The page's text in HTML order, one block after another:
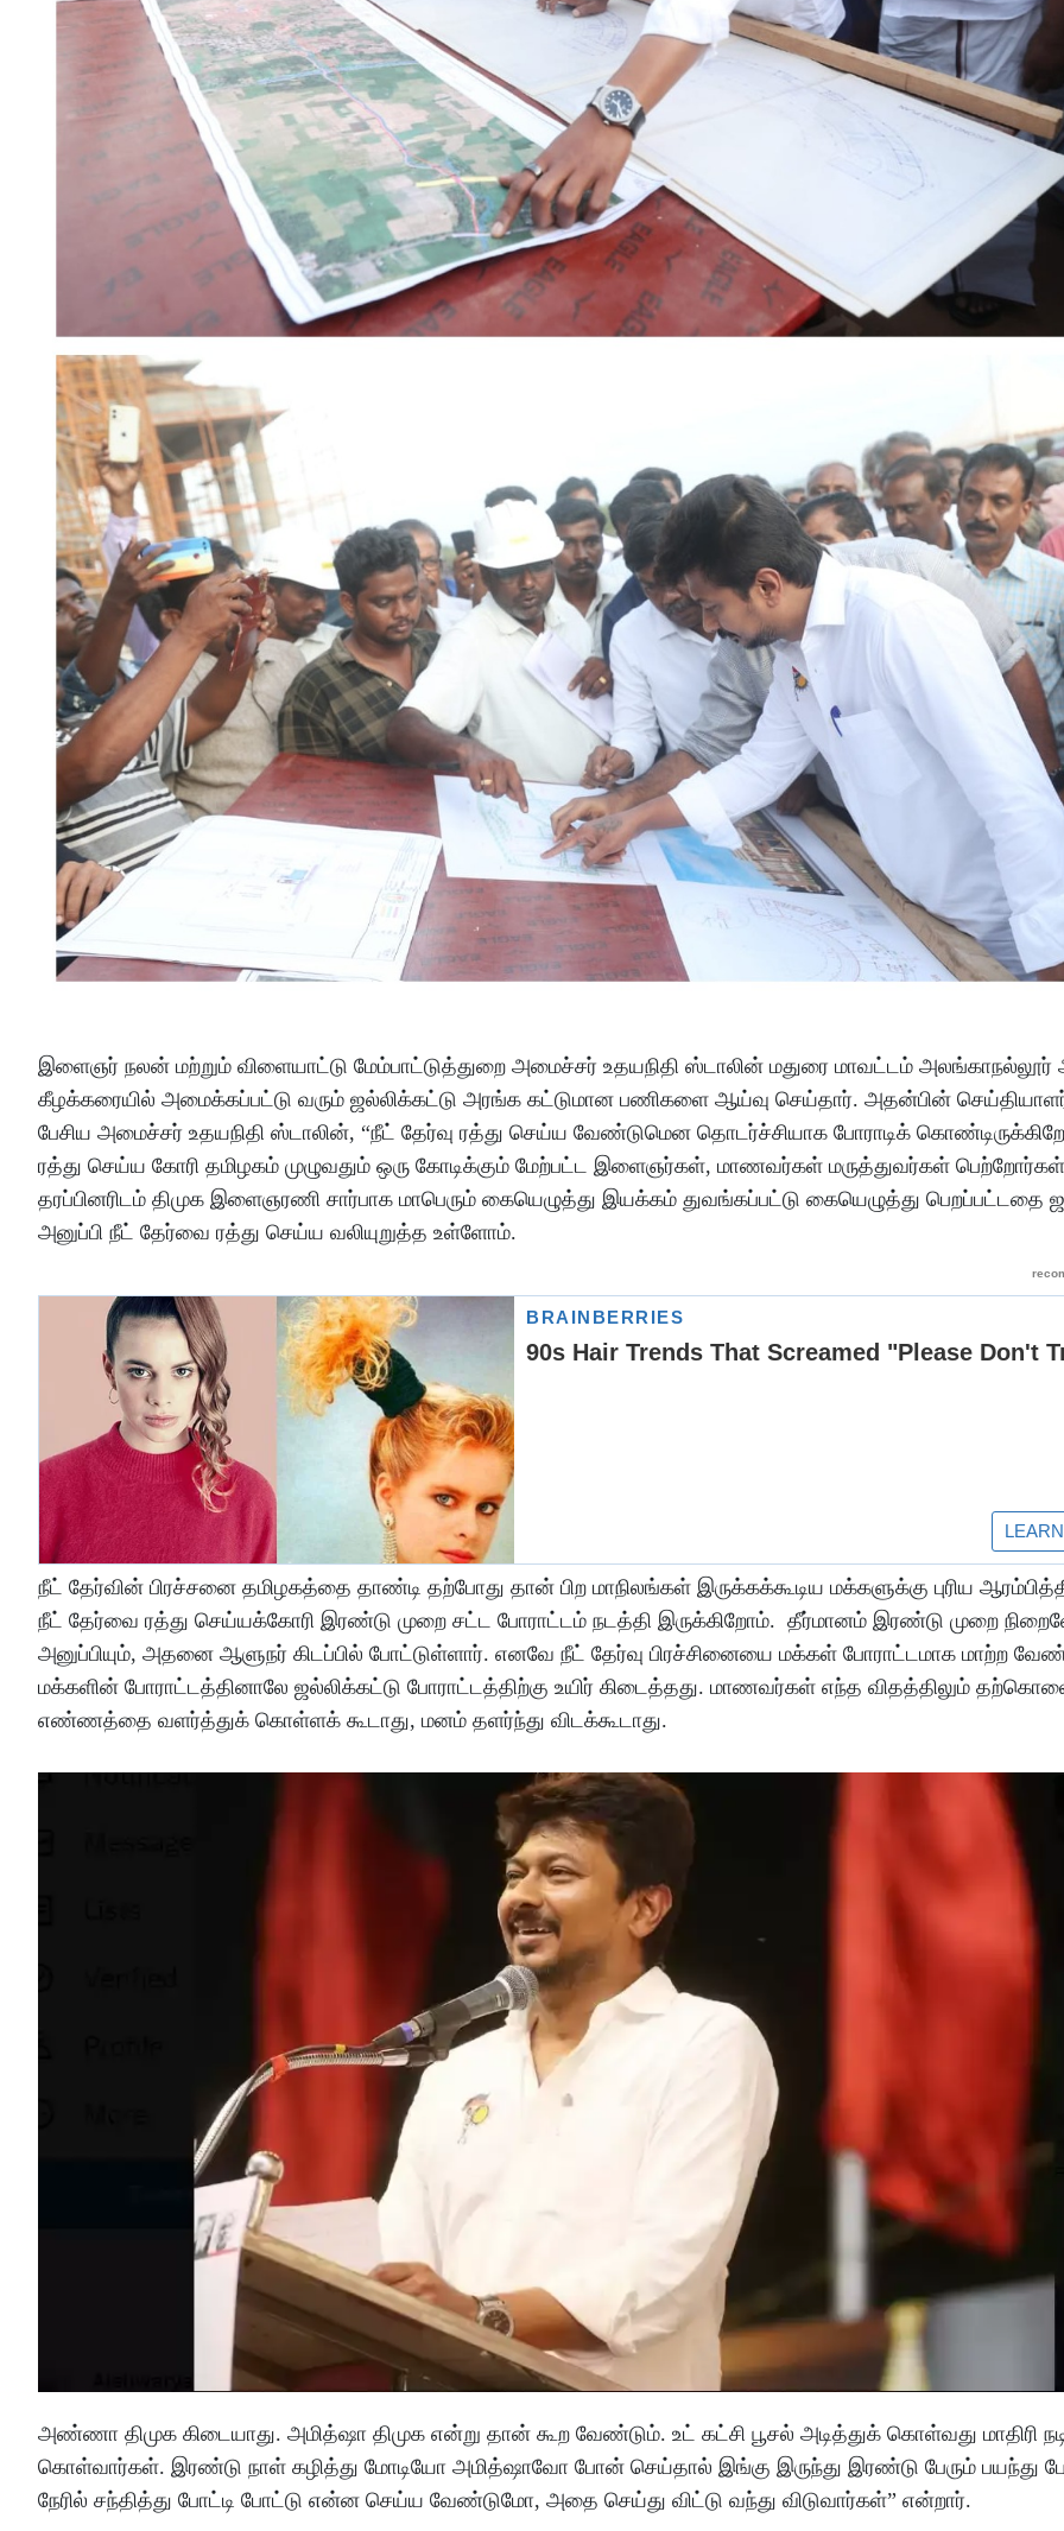
இளைஞர் நலன் மற்றும் விளையாட்டு மேம்பாட்டுத்துறை அமைச்சர் உதயநிதி ஸ்டாலின் மதுரை மாவட்டம் அலங்காநல்லூர்
கீழக்கரையில் அமைக்கப்பட்டு வரும் ஜல்லிக்கட்டு அரங்க கட்டுமான பணிகளை ஆய்வு செய்தார். அதன்பின்
பேசிய அமைச்சர் உதயநிதி ஸ்டாலின், “நீட் தேர்வு ரத்து செய்ய வேண்டுமென தொடர்ச்சியாக போராடிக்
ரத்து செய்ய கோரி தமிழகம் முழுவதும் ஒரு கோடிக்கும் மேற்பட்ட இளைஞர்கள், மாணவர்கள் மருத்துவர்கள்
தரப்பினரிடம் திமுக இளைஞரணி சார்பாக மாபெரும் கையெழுத்து இயக்கம் துவங்கப்பட்டு கையெழுத்து பெறப்பட்டதை
அனுப்பி நீட் தேர்வை ரத்து செய்ய வலியுறுத்த உள்ளோம்.
நீட் தேர்வின் பிரச்சனை தமிழகத்தை தாண்டி தற்போது தான் பிற மாநிலங்கள் இருக்கக்கூடிய மக்களுக்கு புரிய
நீட் தேர்வை ரத்து செய்யக்கோரி இரண்டு முறை சட்ட போராட்டம் நடத்தி இருக்கிறோம். தீர்மானம் இரண்டு முறை
அனுப்பியும், அதனை ஆளுநர் கிடப்பில் போட்டுள்ளார். எனவே நீட் தேர்வு பிரச்சினையை மக்கள் போராட்டமாக மாற்ற
மக்களின் போராட்டத்தினாலே ஜல்லிக்கட்டு போராட்டத்திற்கு உயிர் கிடைத்தது. மாணவர்கள் எந்த விதத்திலும்
எண்ணத்தை வளர்த்துக் கொள்ளக் கூடாது, மனம் தளர்ந்து விடக்கூடாது.
அண்ணா திமுக கிடையாது. அமித்ஷா திமுக என்று தான் கூற வேண்டும். உட் கட்சி பூசல் அடித்துக் கொள்வது மாதிரி
கொள்வார்கள். இரண்டு நாள் கழித்து மோடியோ அமித்ஷாவோ போன் செய்தால் இங்கு இருந்து இரண்டு பேரும் பயந்து
நேரில் சந்தித்து போட்டி போட்டு என்ன செய்ய வேண்டுமோ, அதை செய்து விட்டு வந்து விடுவார்கள்” என்றார்.